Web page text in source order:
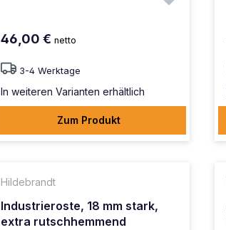
46,00 € netto
3-4 Werktage
In weiteren Varianten erhältlich
Zum Produkt
Hildebrandt
Industrieroste, 18 mm stark,
extra rutschhemmend